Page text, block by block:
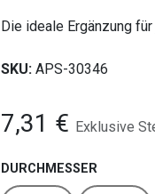
Die ideale Ergänzung
SKU: APS-30346
7,31 € Exklusive
DURCHMESSER